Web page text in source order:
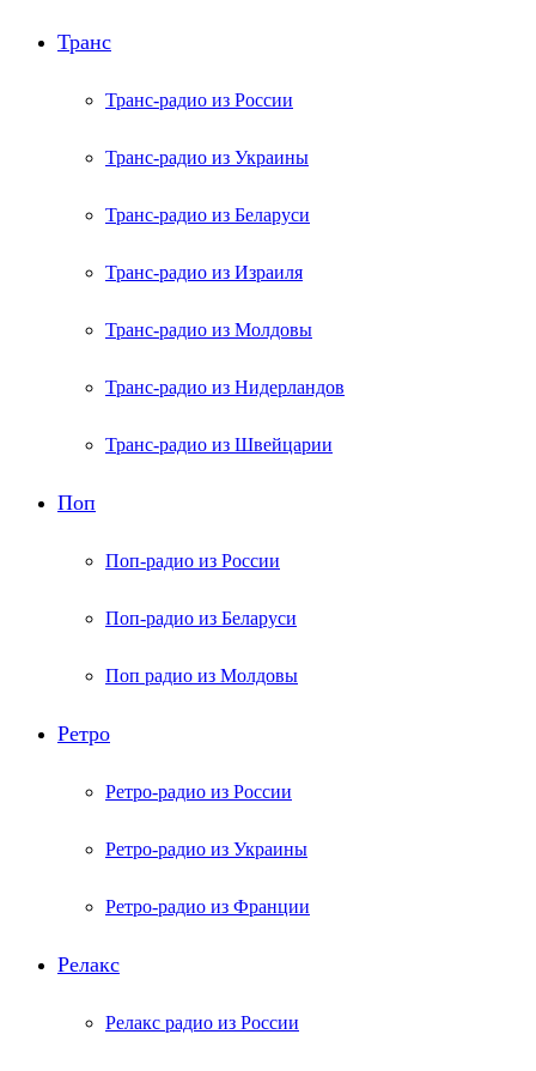
Транс
Транс-радио из России
Транс-радио из Украины
Транс-радио из Беларуси
Транс-радио из Израиля
Транс-радио из Молдовы
Транс-радио из Нидерландов
Транс-радио из Швейцарии
Поп
Поп-радио из России
Поп-радио из Беларуси
Поп радио из Молдовы
Ретро
Ретро-радио из России
Ретро-радио из Украины
Ретро-радио из Франции
Релакс
Релакс радио из России